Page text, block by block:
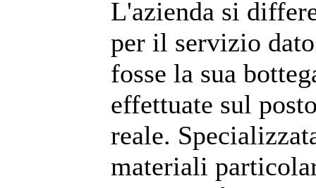
L'azienda si
per il servizio
fosse la sua
effettuate sul
reale.
materiali